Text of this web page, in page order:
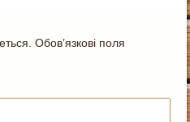
Обов’язкові поля